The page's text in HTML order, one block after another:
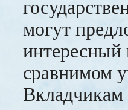
могут
интересный
сравнимом
Вкладчикам